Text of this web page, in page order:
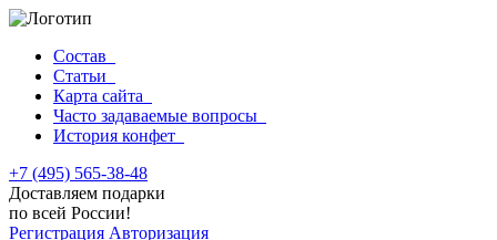
Состав
Статьи
Карта сайта
Часто задаваемые вопросы
История конфет
+7 (495) 565-38-48
Доставляем подарки
по всей России!
Регистрация Авторизация